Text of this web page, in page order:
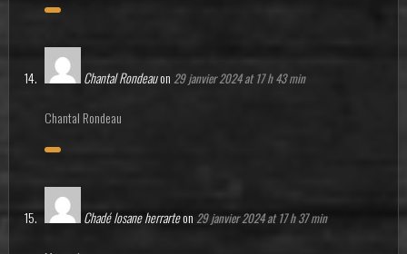
Chantal Rondeauon 29 janvier 2024 at 17 h 43 min
Chantal Rondeau
Chadé losane herrarteon 29 janvier 2024 at 17 h 37 min